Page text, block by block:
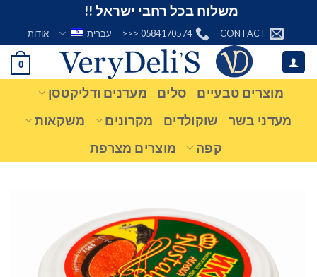
content
משלוח בכל רחבי ישראל !!
CONTACT
0584170574 <<< עברית אודות
0
מוצרים טבעיים סלים
מעדנים ודליקטסן
מעדני בשר
שוקולדים מקרונים
משקאות
קפה
מוצרים מצרפת